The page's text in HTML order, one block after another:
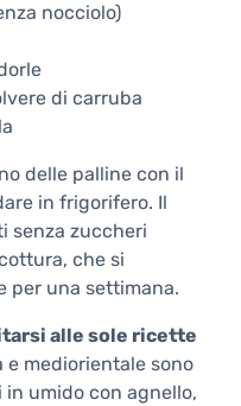
nocciolo)
di carruba
delle palline con il
in frigorifero. Il
senza zuccheri
che si
per una settimana.
alle sole ricette
e mediorientale sono
umido con agnello,